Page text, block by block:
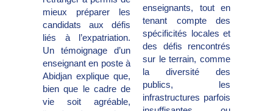
mieux préparer les
candidats aux défis
liés à l’expatriation.
Un témoignage d’un
enseignant en poste à
Abidjan explique que,
bien que le cadre de
vie soit agréable,
enseignants, tout en
tenant compte des
spécificités locales et
des défis rencontrés
sur le terrain, comme
la diversité des
publics, les
infrastructures parfois